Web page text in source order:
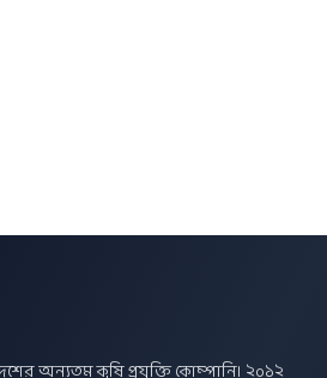
অন্যতম কৃষি প্রযুক্তি কোম্পানি। ২০১২